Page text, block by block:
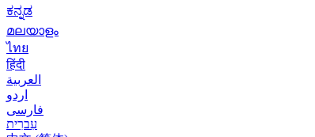
ಕನ್ನಡ
മലയാളം
ไทย
हिंदी
العربية
اردو
فارسی
עִברִית